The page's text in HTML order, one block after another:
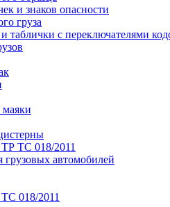
и знаков опасности
груза
с переключателями
ТС 018/2011
автомобилей
018/2011